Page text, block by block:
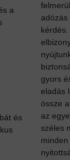
a
és
adózás
gyors
eladás
össze
az
széles